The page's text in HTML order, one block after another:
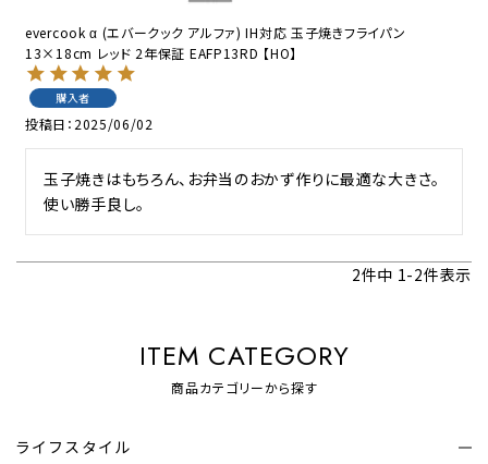
evercook α (エバークック アルファ) IH対応 玉子焼きフライパン
13×18cm レッド 2年保証 EAFP13RD 【HO】
購入者
投稿日 2025/06/02
玉子焼きはもちろん、お弁当のおかず作りに最適な大きさ。
使い勝手良し。
2件中 1-2件表示
ITEM CATEGORY
商品カテゴリーから探す
ライフスタイル